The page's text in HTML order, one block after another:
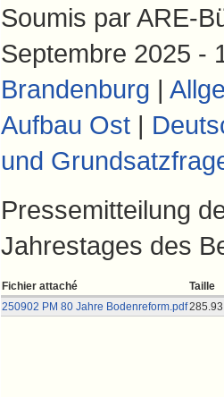
Soumis par ARE-
Septembre 2025 -
Brandenburg |
Aufbau Ost|
und
Pressemitteilung
Jahrestages des
Fichier attaché
Taille
250902 PM 80 Jahre Bodenreform.pdf